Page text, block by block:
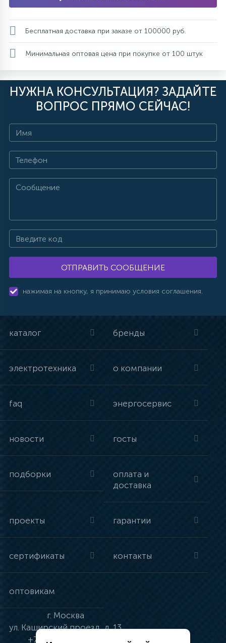
Бесплатная доставка при заказе от 100000 руб.
Минимальная оптовая цена при покупке от 100 штук
НУЖНА КОНСУЛЬТАЦИЯ? ЗАДАЙТЕ
ВОПРОС ПРЯМО СЕЙЧАС!
ОТПРАВИТЬ СООБЩЕНИЕ
нажимая на кнопку, я принимаю условия соглашения.
каталог бренды
электротехника о компании
faq энергосервис
новости госты
подборки
оплата и
доставка
проекты гарантии
сертификаты контакты
оптовикам
г. Москва
ул. Каширский проезд, д. 13
+7 (495) 134-41-83